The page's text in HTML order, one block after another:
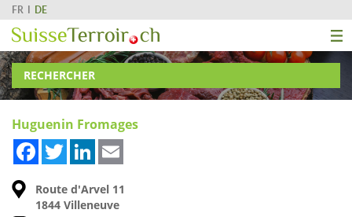
FR DE
RECHERCHER
Huguenin Fromages
FacebookTwitterLinkedIn
Route d'Arvel 11
1844 Villeneuve